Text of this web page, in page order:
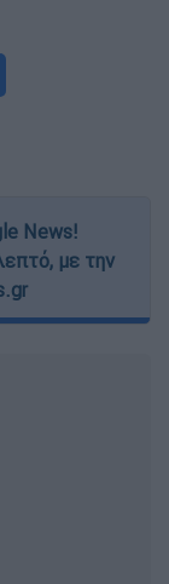
News!
με την